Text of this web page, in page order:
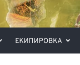
ЕКИПИРОВКА